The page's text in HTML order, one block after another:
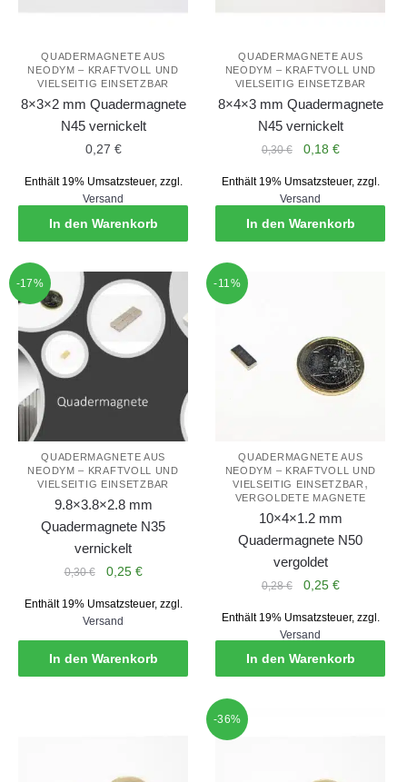
QUADERMAGNETE AUS
NEODYM – KRAFTVOLL UND
VIELSEITIG EINSETZBAR
8×3×2 mm Quadermagnete
N45 vernickelt
0,27 €
Enthält 19% Umsatzsteuer, zzgl.
Versand
In den Warenkorb
QUADERMAGNETE AUS
NEODYM – KRAFTVOLL UND
VIELSEITIG EINSETZBAR
8×4×3 mm Quadermagnete
N45 vernickelt
0,30€
Ursprünglicher
war:
0,30 €
0,18 €Aktueller
ist:
0,18 €.
Enthält 19% Umsatzsteuer, zzgl.
Versand
In den Warenkorb
-17%
QUADERMAGNETE AUS
NEODYM – KRAFTVOLL UND
VIELSEITIG EINSETZBAR
9.8×3.8×2.8 mm
Quadermagnete N35
vernickelt
0,30€
Ursprünglicher
war:
0,30 €
0,25 €Aktueller
ist:
Enthält 19% Umsatzsteuer, zzgl.
Versand
In den Warenkorb
-11%
QUADERMAGNETE AUS
NEODYM – KRAFTVOLL UND
VIELSEITIG EINSETZBAR ,
VERGOLDETE MAGNETE
10×4×1.2 mm
Quadermagnete N50
vergoldet
0,28€
Ursprünglicher
war:
0,28 €
0,25 €Aktueller
ist:
0,25 €.
Enthält 19% Umsatzsteuer, zzgl.
Versand
In den Warenkorb
-36%